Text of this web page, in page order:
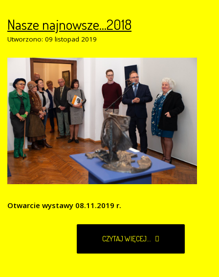
Nasze najnowsze...2018
Utworzono: 09 listopad 2019
Otwarcie wystawy 08.11.2019 r.
CZYTAJ WIĘCEJ...